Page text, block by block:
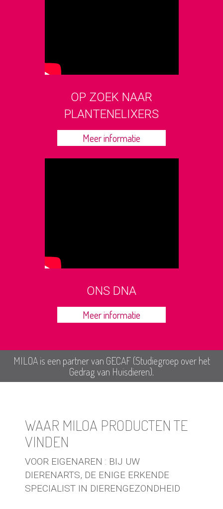
OP ZOEK NAAR
PLANTENELIXERS
Meer informatie
ONS DNA
Meer informatie
MILOA is een partner van GECAF (Studiegroep over het
Gedrag van Huisdieren).
WAAR MILOA PRODUCTEN TE
VINDEN
VOOR EIGENAREN : BIJ UW
DIERENARTS, DE ENIGE ERKENDE
SPECIALIST IN DIERENGEZONDHEID